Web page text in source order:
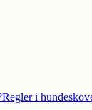
Regler i